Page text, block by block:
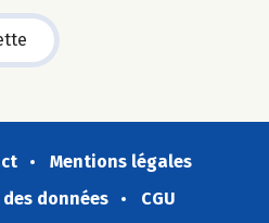
Mentions légales
données
CGU